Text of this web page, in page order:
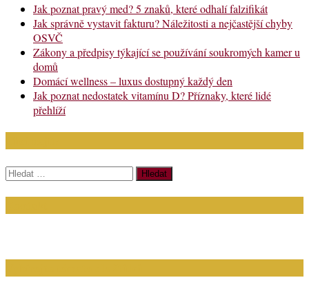
Jak poznat pravý med? 5 znaků, které odhalí falzifikát
Jak správně vystavit fakturu? Náležitosti a nejčastější chyby
OSVČ
Zákony a předpisy týkající se používání soukromých kamer u
domů
Domácí wellness – luxus dostupný každý den
Jak poznat nedostatek vitamínu D? Příznaky, které lidé
přehlíží
Vyhledávání